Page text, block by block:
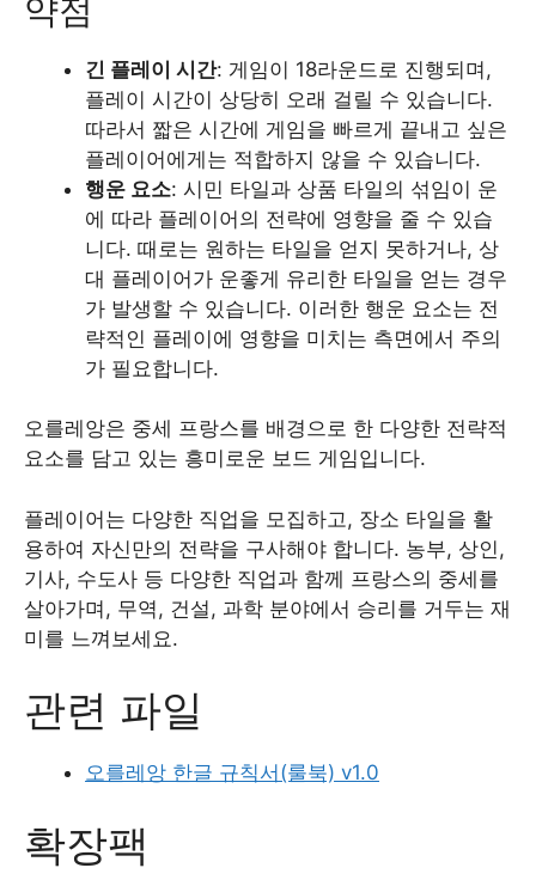
약점
긴 플레이 시간: 게임이 18라운드로 진행되며,
플레이 시간이 상당히 오래 걸릴 수 있습니다.
따라서 짧은 시간에 게임을 빠르게 끝내고 싶은
플레이어에게는 적합하지 않을 수 있습니다.
행운 요소: 시민 타일과 상품 타일의 섞임이 운
에 따라 플레이어의 전략에 영향을 줄 수 있습
니다. 때로는 원하는 타일을 얻지 못하거나, 상
대 플레이어가 운좋게 유리한 타일을 얻는 경우
가 발생할 수 있습니다. 이러한 행운 요소는 전
략적인 플레이에 영향을 미치는 측면에서 주의
가 필요합니다.
오를레앙은 중세 프랑스를 배경으로 한 다양한 전략적
요소를 담고 있는 흥미로운 보드 게임입니다.
플레이어는 다양한 직업을 모집하고, 장소 타일을 활
용하여 자신만의 전략을 구사해야 합니다. 농부, 상인,
기사, 수도사 등 다양한 직업과 함께 프랑스의 중세를
살아가며, 무역, 건설, 과학 분야에서 승리를 거두는 재
미를 느껴보세요.
관련 파일
오를레앙 한글 규칙서(룰북) v1.0
확장팩